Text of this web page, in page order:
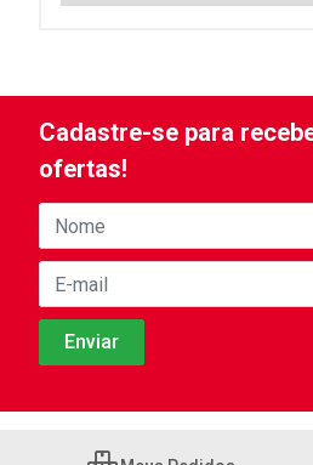
Cadastre-se para
ofertas!